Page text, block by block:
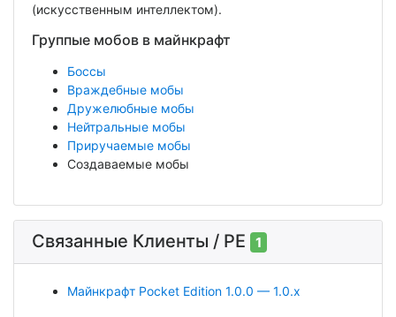
(искусственным интеллектом).
Группые мобов в майнкрафт
Боссы
Враждебные мобы
Дружелюбные мобы
Нейтральные мобы
Приручаемые мобы
Создаваемые мобы
Связанные Клиенты / PE 1
Майнкрафт Pocket Edition 1.0.0 — 1.0.x